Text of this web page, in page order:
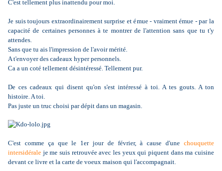
C'est tellement plus inattendu pour moi.
Je suis toujours extraordinairement surprise et émue - vraiment émue - par la
capacité de certaines personnes à te montrer de l'attention sans que tu t'y
attendes.
Sans que tu ais l'impression de l'avoir mérité.
A t'envoyer des cadeaux hyper personnels.
Ca a un coté tellement désintéressé. Tellement pur.
De ces cadeaux qui disent qu'on s'est intéressé à toi. A tes gouts. A ton
histoire. A toi.
Pas juste un truc choisi par dépit dans un magasin.
C'est comme ça que le 1er jour de février, à cause d'une chouquette
intersidérale je me suis retrouvée avec les yeux qui piquent dans ma cuisine
devant ce livre et la carte de voeux maison qui l'accompagnait.